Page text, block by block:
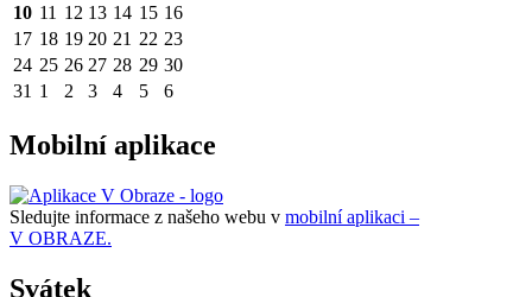
10 11 12 13 14 15 16
17 18 19 20 21 22 23
24 25 26 27 28 29 30
31 1 2 3 4 5 6
Mobilní aplikace
Sledujte informace z našeho webu v mobilní aplikaci –
V OBRAZE.
Svátek